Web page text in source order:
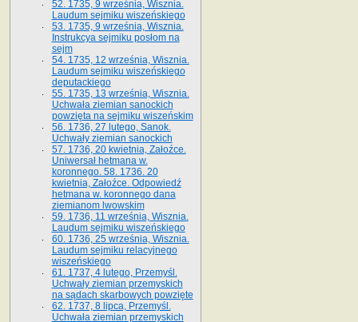
52. 1735, 9 września, Wisznia.
Laudum sejmiku wiszeńskiego
53. 1735, 9 września, Wisznia.
Instrukcya sejmiku posłom na
sejm
54. 1735, 12 września, Wisznia.
Laudum sejmiku wiszeńskiego
deputackiego
55. 1735, 13 września, Wisznia.
Uchwała ziemian sanockich
powzięta na sejmiku wiszeńskim
56. 1736, 27 lutego, Sanok.
Uchwały ziemian sanockich
57. 1736, 20 kwietnia, Załoźce.
Uniwersał hetmana w.
koronnego. 58. 1736. 20
kwietnia, Załoźce. Odpowiedź
hetmana w. koronnego dana
ziemianom lwowskim
59. 1736, 11 września, Wisznia.
Laudum sejmiku wiszeńskiego
60. 1736, 25 września, Wisznia.
Laudum sejmiku relacyjnego
wiszeńskiego
61. 1737, 4 lutego, Przemyśl.
Uchwały ziemian przemyskich
na sądach skarbowych powzięte
62. 1737, 8 lipca, Przemyśl.
Uchwała ziemian przemyskich